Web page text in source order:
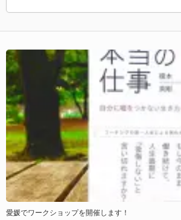
愛媛でワークショップを開催します！